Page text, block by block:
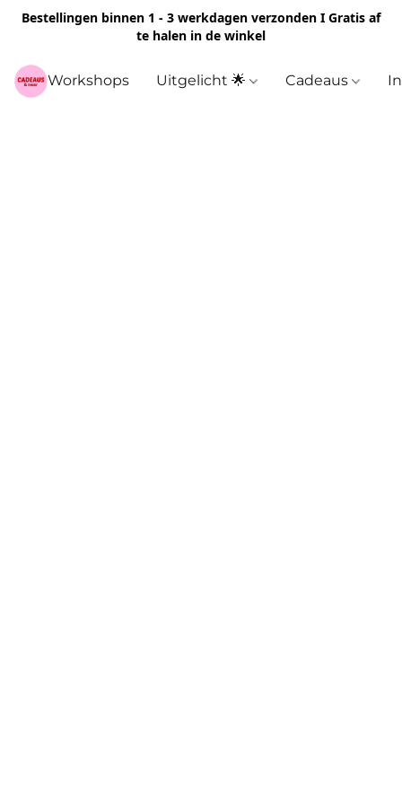
Bestellingen binnen 1 - 3 werkdagen verzonden I Gratis af
te halen in de winkel
Workshops Uitgelicht 🌟 Cadeaus